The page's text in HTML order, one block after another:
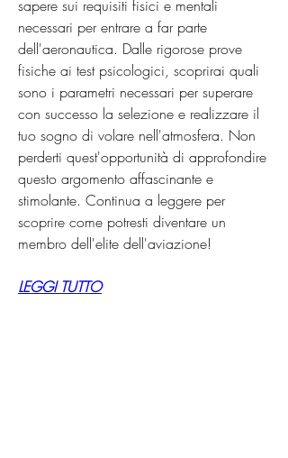
sapere sui requisiti fisici e mentali
necessari per entrare a far parte
dell'aeronautica. Dalle rigorose prove
fisiche ai test psicologici, scoprirai quali
sono i parametri necessari per superare
con successo la selezione e realizzare il
tuo sogno di volare nell'atmosfera. Non
perderti quest'opportunità di approfondire
questo argomento affascinante e
stimolante. Continua a leggere per
scoprire come potresti diventare un
membro dell'elite dell'aviazione!
LEGGI TUTTO